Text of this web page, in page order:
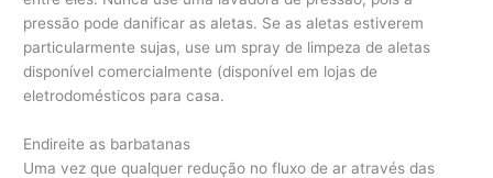
pressão pode danificar as aletas. Se as aletas estiverem
particularmente sujas, use um spray de limpeza de aletas
disponível comercialmente (disponível em lojas de
eletrodomésticos para casa.
Endireite as barbatanas
Uma vez que qualquer redução no fluxo de ar através das